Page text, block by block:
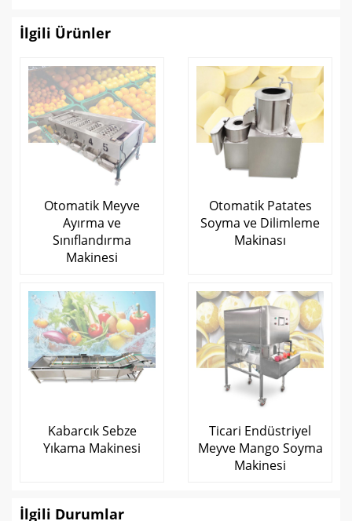
İlgili Ürünler
Otomatik Meyve
Ayırma ve
Sınıflandırma
Makinesi
Otomatik Patates
Soyma ve Dilimleme
Makinası
Kabarcık Sebze
Yıkama Makinesi
Ticari Endüstriyel
Meyve Mango Soyma
Makinesi
İlgili Durumlar